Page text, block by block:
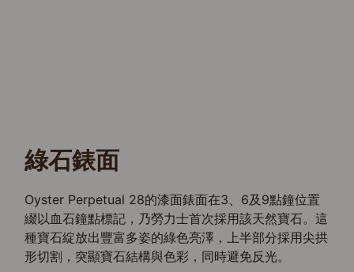
綠石錶面
Oyster Perpetual 28的漆面錶面在3、6及9點鐘位置
綴以血石鐘點標記，乃勞力士首次採用該天然寶石。這
種寶石綻放出豐富多姿的綠色亮澤，上半部分採用尖拱
形切割，突顯寶石結構與色彩，同時避免反光。